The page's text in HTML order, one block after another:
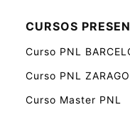
CURSOS
Curso PNL
Curso PNL
Curso Master PNL